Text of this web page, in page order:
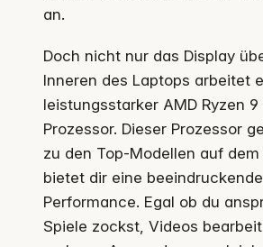
an.
Doch nicht nur das Display
Inneren des Laptops arbeitet
leistungsstarker AMD Ryzen 9
Prozessor. Dieser Prozessor
zu den Top-Modellen auf
bietet dir eine beeindruckende
Performance. Egal ob du
Spiele zockst, Videos